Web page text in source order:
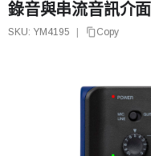
錄音與串流音訊介面
SKU: YM4195 Copy